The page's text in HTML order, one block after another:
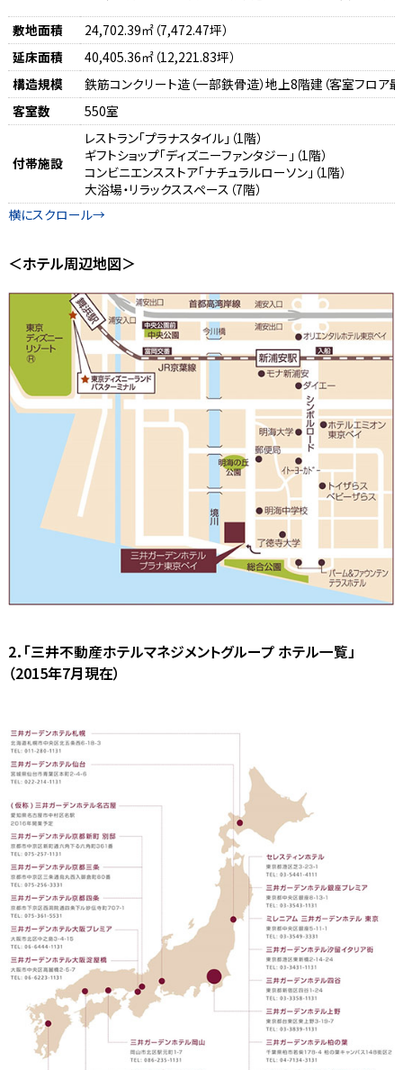
敷地面積
24,702.39㎡（7,472.47坪）
延床面積
40,405.36㎡（12,221.83坪）
構造規模
鉄筋コンクリート造（一部鉄骨造）地上8階建（客室フロア
客室数
550室
付帯施設
レストラン「プラナスタイル」（1階）
ギフトショップ「ディズニーファンタジー」（1階）
コンビニエンスストア「ナチュラルローソン」（1階）
大浴場・リラックススペース（7階）
＜ホテル周辺地図＞
2．「三井不動産ホテルマネジメントグループ ホテル一覧」
（2015年7月現在）